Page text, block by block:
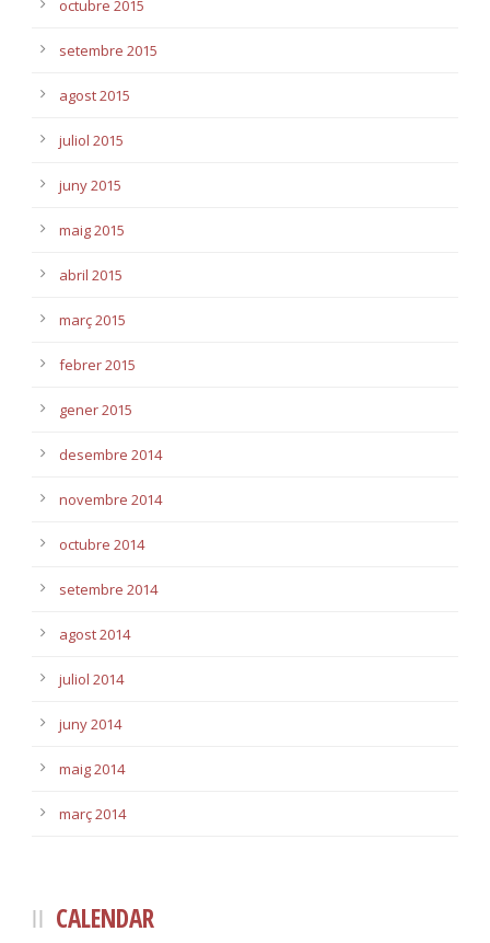
octubre 2015
setembre 2015
agost 2015
juliol 2015
juny 2015
maig 2015
abril 2015
març 2015
febrer 2015
gener 2015
desembre 2014
novembre 2014
octubre 2014
setembre 2014
agost 2014
juliol 2014
juny 2014
maig 2014
març 2014
CALENDAR